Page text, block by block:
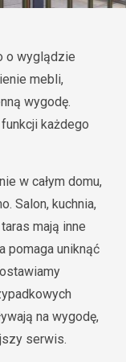
o wyglądzie
mebli,
wygodę.
każdego
w całym domu,
Salon, kuchnia,
mają inne
pomaga uniknąć
na wygodę,
serwis.